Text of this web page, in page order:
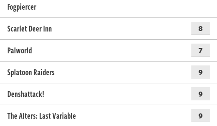
Fogpiercer
Scarlet Deer Inn
8
Palworld 7
Splatoon Raiders 9
Denshattack! 9
The Alters: Last Variable 9